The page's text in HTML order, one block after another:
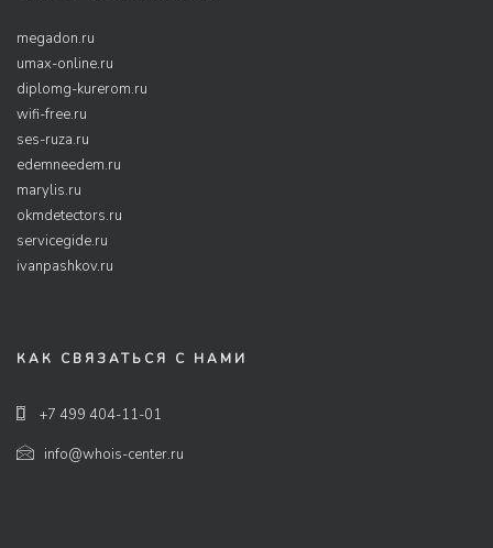
megadon.ru
umax-online.ru
diplomg-kurerom.ru
wifi-free.ru
ses-ruza.ru
edemneedem.ru
marylis.ru
okmdetectors.ru
servicegide.ru
ivanpashkov.ru
КАК СВЯЗАТЬСЯ С НАМИ
+7 499 404-11-01
info@whois-center.ru